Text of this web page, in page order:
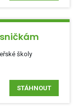
školy
STÁHNOUT